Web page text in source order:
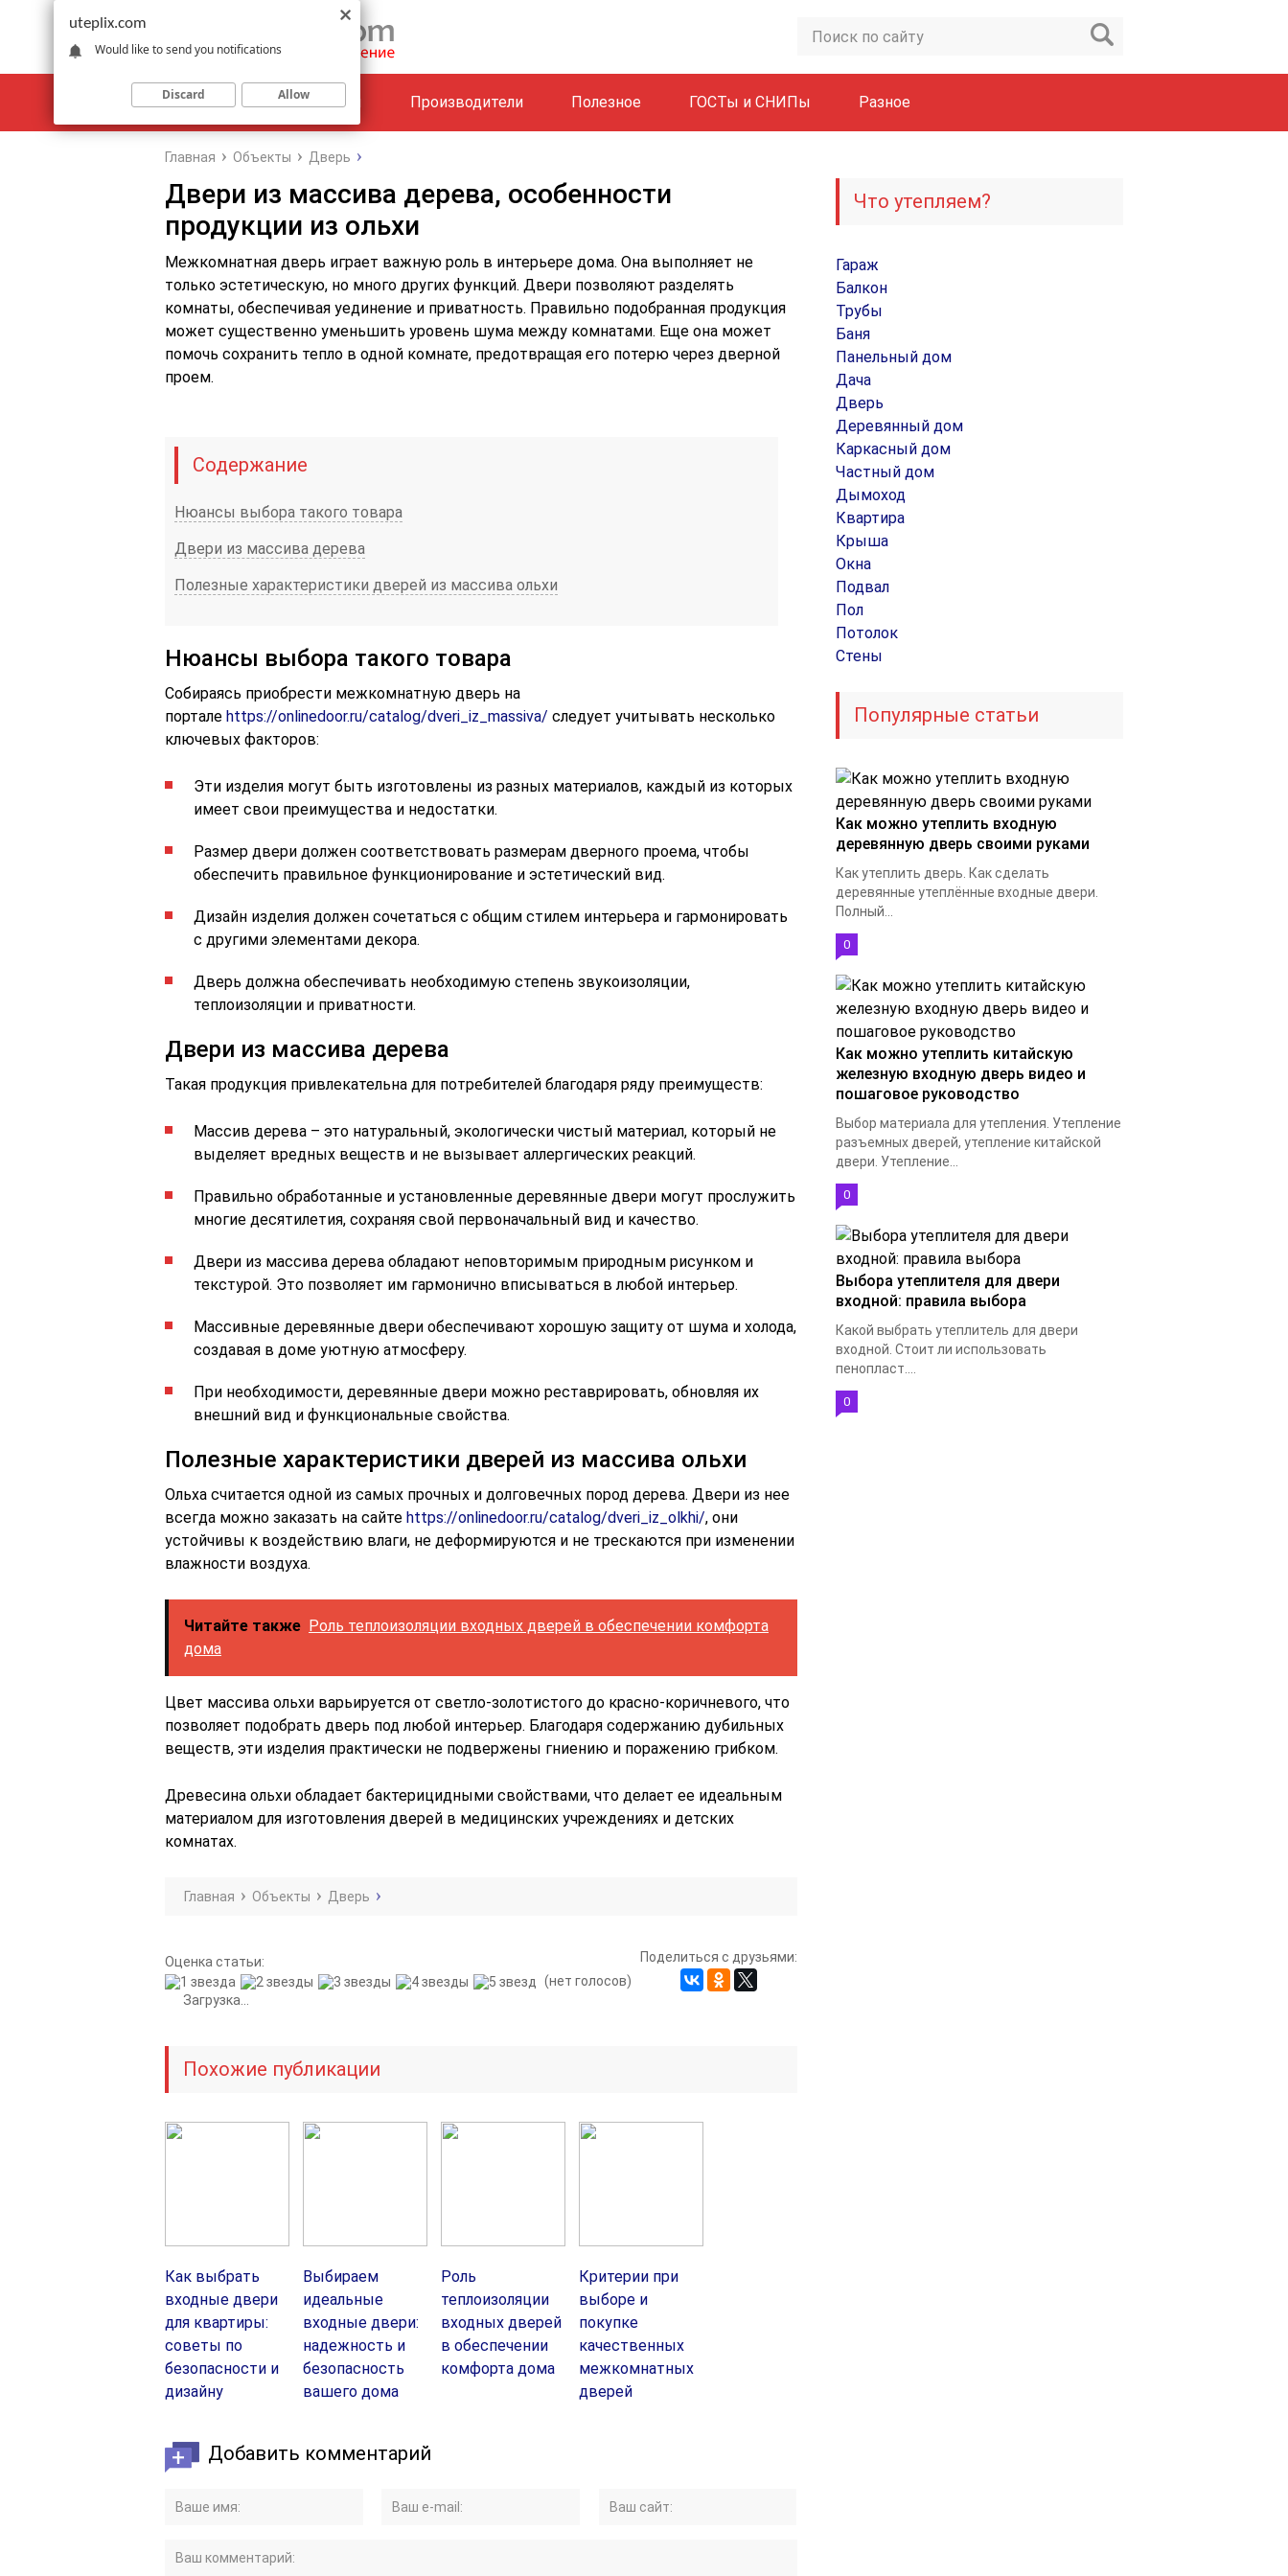
Материалы Объекты Производители Полезное ГОСТы и СНИПы Разное
Главная Объекты Дверь
Двери из массива дерева, особенности
продукции из ольхи
Межкомнатная дверь играет важную роль в интерьере дома. Она выполняет не
только эстетическую, но много других функций. Двери позволяют разделять
комнаты, обеспечивая уединение и приватность. Правильно подобранная продукция
может существенно уменьшить уровень шума между комнатами. Еще она может
помочь сохранить тепло в одной комнате, предотвращая его потерю через дверной
проем.
Содержание
Нюансы выбора такого товара
Двери из массива дерева
Полезные характеристики дверей из массива ольхи
Нюансы выбора такого товара
Собираясь приобрести межкомнатную дверь на
портале https://onlinedoor.ru/catalog/dveri_iz_massiva/ следует учитывать несколько
ключевых факторов:
Эти изделия могут быть изготовлены из разных материалов, каждый из которых
имеет свои преимущества и недостатки.
Размер двери должен соответствовать размерам дверного проема, чтобы
обеспечить правильное функционирование и эстетический вид.
Дизайн изделия должен сочетаться с общим стилем интерьера и гармонировать
с другими элементами декора.
Дверь должна обеспечивать необходимую степень звукоизоляции,
теплоизоляции и приватности.
Двери из массива дерева
Такая продукция привлекательна для потребителей благодаря ряду преимуществ:
Массив дерева – это натуральный, экологически чистый материал, который не
выделяет вредных веществ и не вызывает аллергических реакций.
Правильно обработанные и установленные деревянные двери могут прослужить
многие десятилетия, сохраняя свой первоначальный вид и качество.
Двери из массива дерева обладают неповторимым природным рисунком и
текстурой. Это позволяет им гармонично вписываться в любой интерьер.
Массивные деревянные двери обеспечивают хорошую защиту от шума и холода,
создавая в доме уютную атмосферу.
При необходимости, деревянные двери можно реставрировать, обновляя их
внешний вид и функциональные свойства.
Полезные характеристики дверей из массива ольхи
Ольха считается одной из самых прочных и долговечных пород дерева. Двери из нее
всегда можно заказать на сайте https://onlinedoor.ru/catalog/dveri_iz_olkhi/, они
устойчивы к воздействию влаги, не деформируются и не трескаются при изменении
влажности воздуха.
Читайте также Роль теплоизоляции входных дверей в обеспечении комфорта
дома
Цвет массива ольхи варьируется от светло-золотистого до красно-коричневого, что
позволяет подобрать дверь под любой интерьер. Благодаря содержанию дубильных
веществ, эти изделия практически не подвержены гниению и поражению грибком.
Древесина ольхи обладает бактерицидными свойствами, что делает ее идеальным
материалом для изготовления дверей в медицинских учреждениях и детских
комнатах.
Главная Объекты Дверь
Оценка статьи:
(нет голосов)
Загрузка...
Поделиться с друзьями:
Похожие публикации
Как выбрать
входные двери
для квартиры:
советы по
безопасности и
дизайну
Выбираем
идеальные
входные двери:
надежность и
безопасность
вашего дома
Роль
теплоизоляции
входных дверей
в обеспечении
комфорта дома
Критерии при
выборе и
покупке
качественных
межкомнатных
дверей
Добавить комментарий
Что утепляем?
Гараж
Балкон
Трубы
Баня
Панельный дом
Дача
Дверь
Деревянный дом
Каркасный дом
Частный дом
Дымоход
Квартира
Крыша
Окна
Подвал
Пол
Потолок
Стены
Популярные статьи
Как можно утеплить входную
деревянную дверь своими руками
Как утеплить дверь. Как сделать
деревянные утеплённые входные двери.
Полный...
0
Как можно утеплить китайскую
железную входную дверь видео и
пошаговое руководство
Выбор материала для утепления. Утепление
разъемных дверей, утепление китайской
двери. Утепление...
0
Выбора утеплителя для двери
входной: правила выбора
Какой выбрать утеплитель для двери
входной. Стоит ли использовать
пенопласт....
0
uteplix.com
Would like to send you notifications
Discard Allow